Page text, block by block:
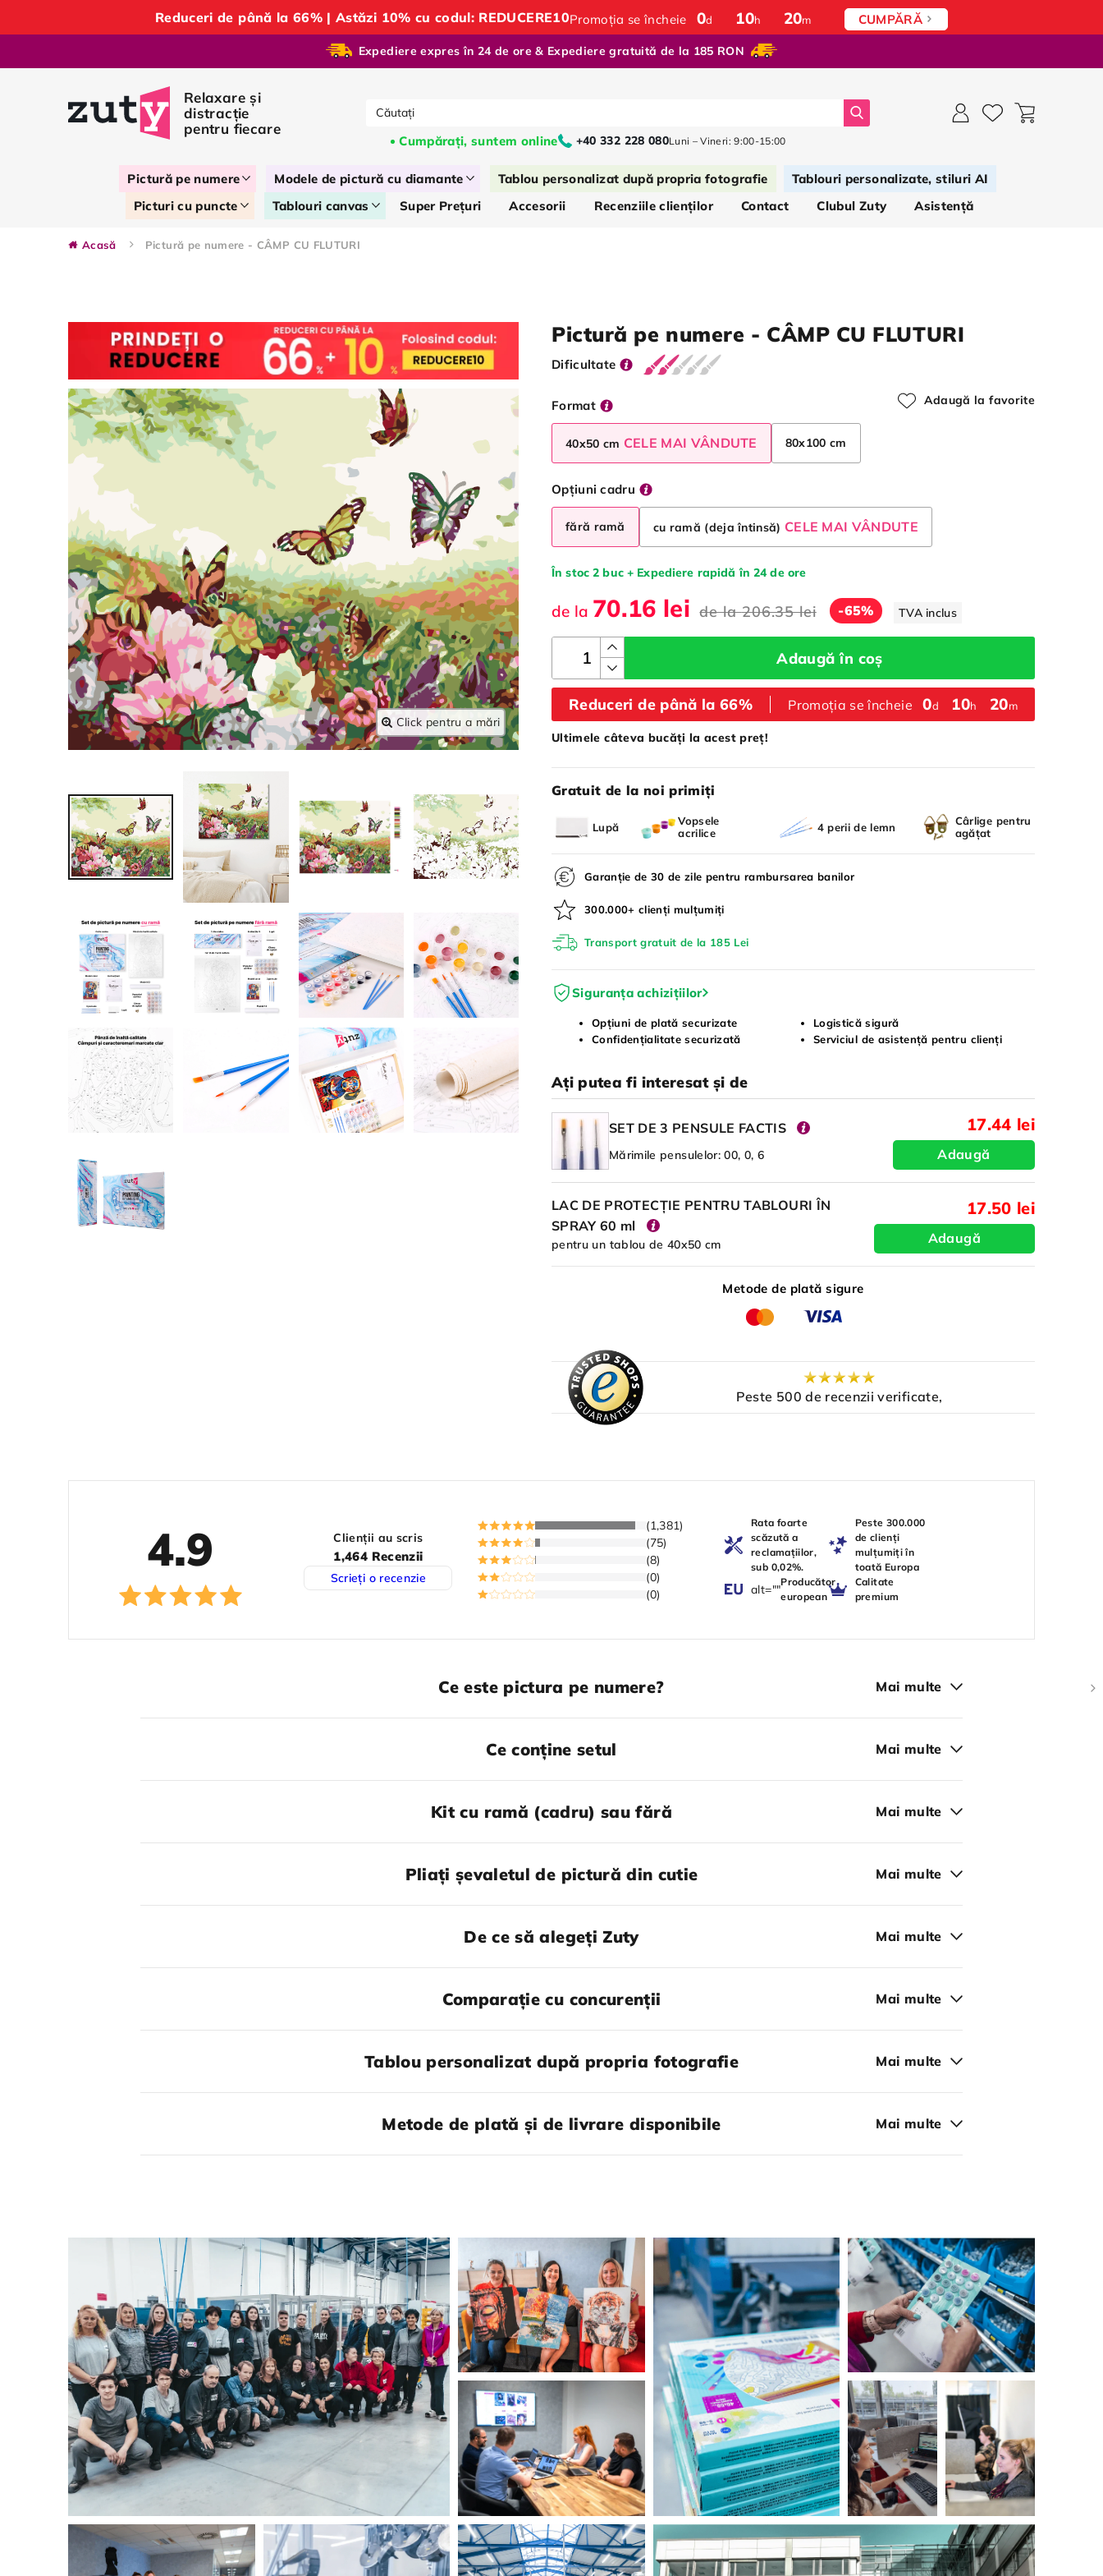
Reduceri de până la 66% | Astăzi 10% cu codul: REDUCERE10Promoția se încheie 0d 10h 20m CUMPĂRĂ
Expediere expres în 24 de ore & Expediere gratuită de la 185 RON
Căutați
Cumpărați, suntem online +40 332 228 080Luni – Vineri: 9:00-15:00
Pictură pe numere Modele de pictură cu diamante Tablou personalizat după propria fotografie
Tablouri personalizate, stiluri AI
Picturi cu puncte
Tablouri canvas Super Prețuri Accesorii Recenziile clienților Contact Clubul Zuty Asistență
Acasă Pictură pe numere - CÂMP CU FLUTURI
Click pentru a mări
Pictură pe numere - CÂMP CU FLUTURI
Dificultate
Adaugă la favorite
Format
40x50 cm CELE MAI VÂNDUTE 80x100 cm
Opțiuni cadru
fără ramă cu ramă (deja întinsă) CELE MAI VÂNDUTE
În stoc 2 buc + Expediere rapidă în 24 de ore
de la 70.16 lei de la206.35 lei -65% TVA inclus
Adaugă în coș
Reduceri de până la 66% Promoția se încheie 0d 10h 20m
Ultimele câteva bucăți la acest preț!
Gratuit de la noi primiți
Lupă
Vopsele
acrilice
4 perii de lemn
Cârlige pentru
agățat
Garanție de 30 de zile pentru rambursarea banilor
300.000+ clienți mulțumiți
Transport gratuit de la 185 Lei
Siguranța achizițiilor
Opțiuni de plată securizate
Logistică sigură
Confidențialitate securizată
Serviciul de asistență pentru clienți
Ați putea fi interesat și de
SET DE 3 PENSULE FACTIS
Mărimile pensulelor: 00, 0, 6
17.44 lei
Adaugă
LAC DE PROTECȚIE PENTRU TABLOURI ÎN
SPRAY 60 ml
pentru un tablou de 40x50 cm
17.50 lei
Adaugă
Metode de plată sigure
Peste 500 de recenzii verificate,
4.9 Clienții au scris
1,464 Recenzii
Scrieți o recenzie
(1,381)
(75)
(8)
(0)
(0)
Rata foarte
scăzută a
reclamațiilor,
sub 0,02%.
Peste 300.000
de clienți
mulțumiți în
toată Europa
alt=""Producător
european
Calitate
premium
Ce este pictura pe numere? Mai multe
Ce conține setul Mai multe
Kit cu ramă (cadru) sau fără Mai multe
Pliați șevaletul de pictură din cutie Mai multe
De ce să alegeți Zuty Mai multe
Comparație cu concurenții Mai multe
Tablou personalizat după propria fotografie Mai multe
Metode de plată și de livrare disponibile Mai multe